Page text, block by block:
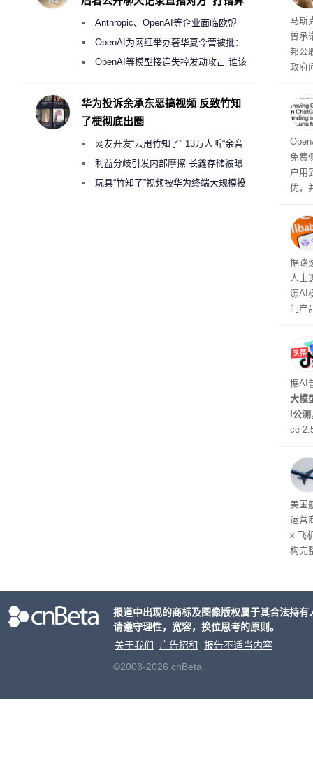
果
马斯
曾承
邦公
政府
称
也无
免费
户用
优，
本
钮用
型
据路
人士
源AI
门产
据AI
大模
I公
ce
万
出分
在
美国
运营
x 飞
构完
Anthropic、OpenAI等企业面临欧盟
《人工智能法案》全新执法权限审查
OpenAI为网红举办奢华夏令营被批：
2000美元一晚 遭讽“反乌托邦”
OpenAI等模型接连失控发动攻击 谁该
华为投诉余承东恶搞视频 反致竹知
了梗彻底出圈
网友开发“云甩竹知了” 13万人听“余音
绕梁”利益分歧引发内部摩擦 长鑫存储被曝
曾将华为驻场工程师驱逐出研发基地
玩具“竹知了”视频被华为终端大规模投
报道中出现的商标及图像版权属于其合法持
请遵守理性，宽容，换位思考的原则。
关于我们
广告招租
报告不适当内容
©2003-2026 cnBeta